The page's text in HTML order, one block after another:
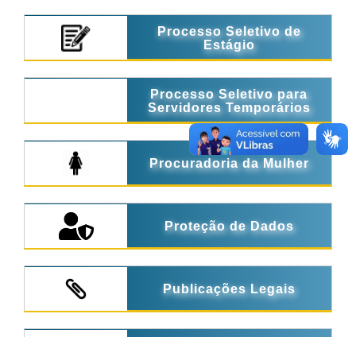
Processo Seletivo de
Estágio
Processo Seletivo para
Servidores Temporários
Procuradoria da Mulher
Proteção de Dados
Publicações Legais